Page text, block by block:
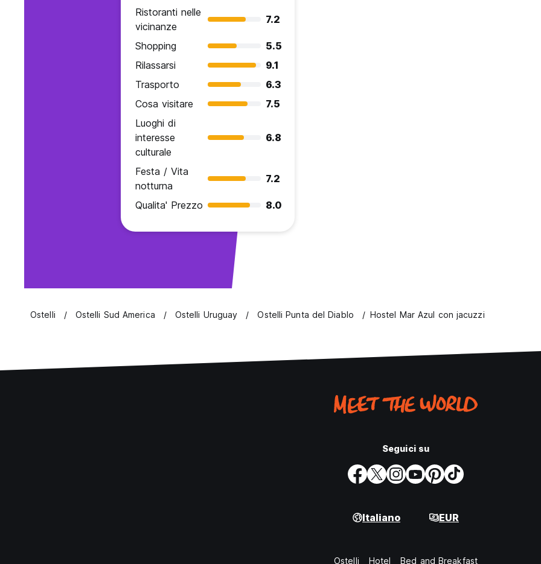
Ristoranti nelle
vicinanze
7.2
Shopping
5.5
Rilassarsi
9.1
Trasporto
6.3
Cosa visitare
7.5
Luoghi di
interesse
culturale
6.8
Festa / Vita
notturna
7.2
Qualita' Prezzo 8.0
Ostelli Ostelli Sud America Ostelli Uruguay Ostelli Punta del Diablo Hostel Mar Azul con jacuzzi
Seguici su
Italiano EUR
Ostelli Hotel Bed and Breakfast